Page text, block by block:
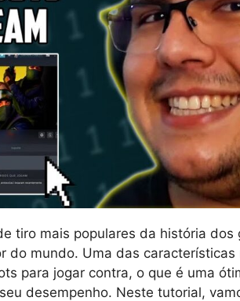
tiro mais populares da história dos
do mundo. Uma das
para jogar contra, o que é uma
desempenho. Neste tutorial,